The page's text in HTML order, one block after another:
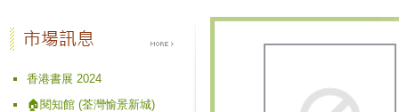
香港書展 2024
🏠閱知館 (荃灣愉景新城)